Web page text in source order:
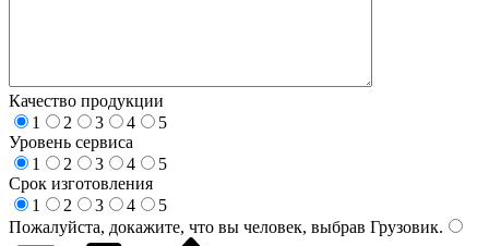
Качество продукции
1
2 3 4
5
Уровень сервиса
1
2 3 4
5
Срок изготовления
1
2 3 4
5
Пожалуйста, докажите, что вы человек, выбрав Грузовик.